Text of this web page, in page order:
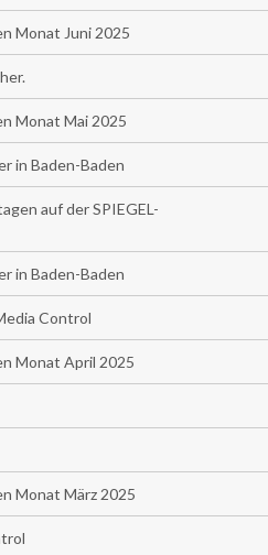
Monat Juni 2025
Monat Mai 2025
in Baden-Baden
auf der SPIEGEL-
in Baden-Baden
Control
Monat April 2025
Monat März 2025